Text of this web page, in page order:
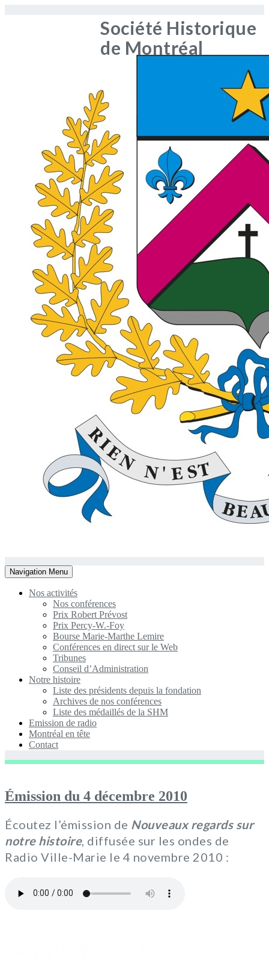
Société Historique
de Montréal
Toggle
navigation
Navigation Menu
Nos activités
Nos conférences
Prix Robert Prévost
Prix Percy-W.-Foy
Bourse Marie-Marthe Lemire
Conférences en direct sur le Web
Tribunes
Conseil d’Administration
Notre histoire
Liste des présidents depuis la fondation
Archives de nos conférences
Liste des médaillés de la SHM
Emission de radio
Montréal en tête
Contact
Émission du 4 décembre 2010
Écoutez l’émission de Nouveaux regards sur
notre histoire, diffusée sur les ondes de
Radio Ville-Marie le 4 novembre 2010 :